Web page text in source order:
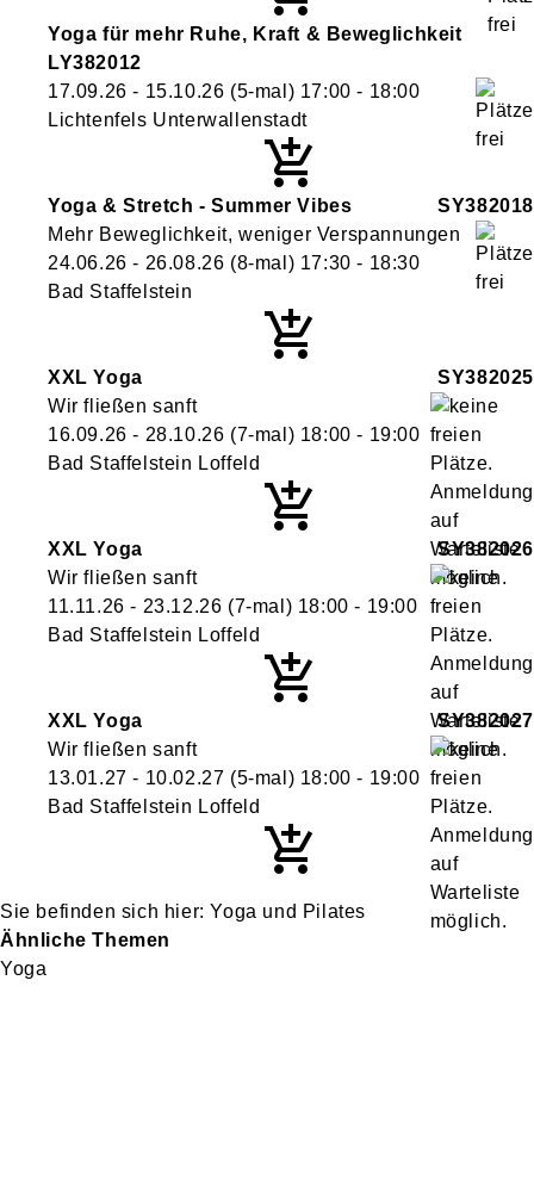
Yoga für mehr Ruhe, Kraft & Beweglichkeit
LY382012
17.09.26 - 15.10.26 (5-mal) 17:00 - 18:00
Lichtenfels Unterwallenstadt
Yoga & Stretch - Summer Vibes
SY382018
Mehr Beweglichkeit, weniger Verspannungen
24.06.26 - 26.08.26 (8-mal) 17:30 - 18:30
Bad Staffelstein
XXL Yoga
SY382025
Wir fließen sanft
16.09.26 - 28.10.26 (7-mal) 18:00 - 19:00
Bad Staffelstein Loffeld
XXL Yoga
SY382026
Wir fließen sanft
11.11.26 - 23.12.26 (7-mal) 18:00 - 19:00
Bad Staffelstein Loffeld
XXL Yoga
SY382027
Wir fließen sanft
13.01.27 - 10.02.27 (5-mal) 18:00 - 19:00
Bad Staffelstein Loffeld
Yoga und Pilates
Ähnliche Themen
Yoga